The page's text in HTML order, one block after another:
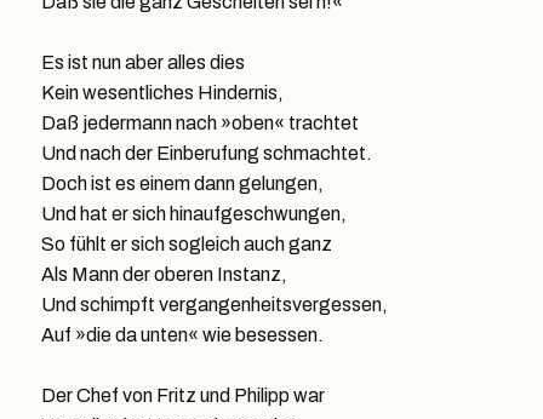
Es ist nun aber alles dies
Kein wesentliches Hindernis,
Daß jedermann nach »oben« trachtet
Und nach der Einberufung schmachtet.
Doch ist es einem dann gelungen,
Und hat er sich hinaufgeschwungen,
So fühlt er sich sogleich auch ganz
Als Mann der oberen Instanz,
Und schimpft vergangenheitsvergessen,
Auf »die da unten« wie besessen.
Der Chef von Fritz und Philipp war